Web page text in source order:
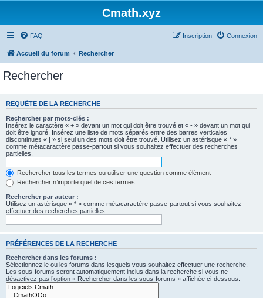
Cmath.xyz
FAQ Connexion
Inscription
Accueil du forum Rechercher
Rechercher
REQUÊTE DE LA RECHERCHE
Rechercher par mots-clés :
Insérez le caractère « + » devant un mot qui doit être trouvé et « - » devant un mot qui
doit être ignoré. Insérez une liste de mots séparés entre des barres verticales
discontinues « | » si seul un des mots doit être trouvé. Utilisez un astérisque « * »
comme métacaractère passe-partout si vous souhaitez effectuer des recherches
partielles.
Rechercher tous les termes ou utiliser une question comme élément
Rechercher n’importe quel de ces termes
Rechercher par auteur :
Utilisez un astérisque « * » comme métacaractère passe-partout si vous souhaitez
effectuer des recherches partielles.
PRÉFÉRENCES DE LA RECHERCHE
Rechercher dans les forums :
Sélectionnez le ou les forums dans lesquels vous souhaitez effectuer une recherche.
Les sous-forums seront automatiquement inclus dans la recherche si vous ne
désactivez pas l’option « Rechercher dans les sous-forums » affichée ci-dessous.